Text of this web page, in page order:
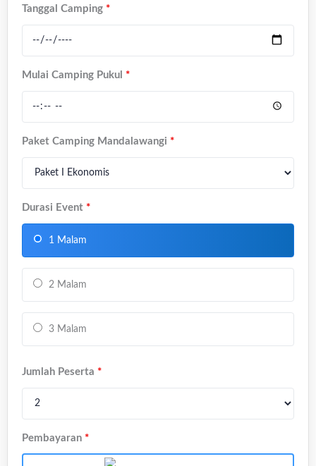
Tanggal Camping *
Mulai Camping Pukul *
Paket Camping Mandalawangi *
Durasi Event *
1 Malam
2 Malam
3 Malam
Jumlah Peserta *
Pembayaran *